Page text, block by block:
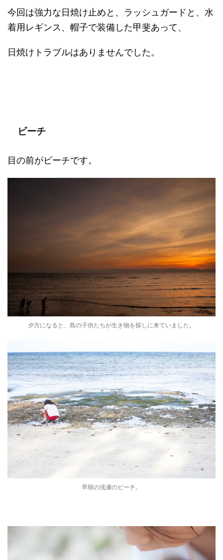
今回は強力な日焼け止めと、ラッシュガードと、水
着用レギンス、帽子で装備した甲斐あって、
日焼けトラブルはありませんでした。
ビーチ
目の前がビーチです。
夕方になると、島の子供たちが生き物を探しに来ていました。
早朝の浅瀬のビーチ。